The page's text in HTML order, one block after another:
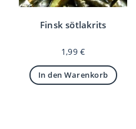
Finsk sötlakrits
1,99€
In den Warenkorb